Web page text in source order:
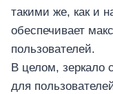
такими же, как и
обеспечивает
пользователей.
В целом, зеркало
для